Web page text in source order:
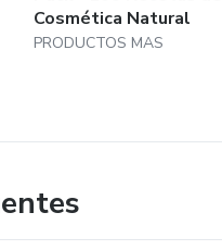
Cosmética Natural
PRODUCTOS MAS